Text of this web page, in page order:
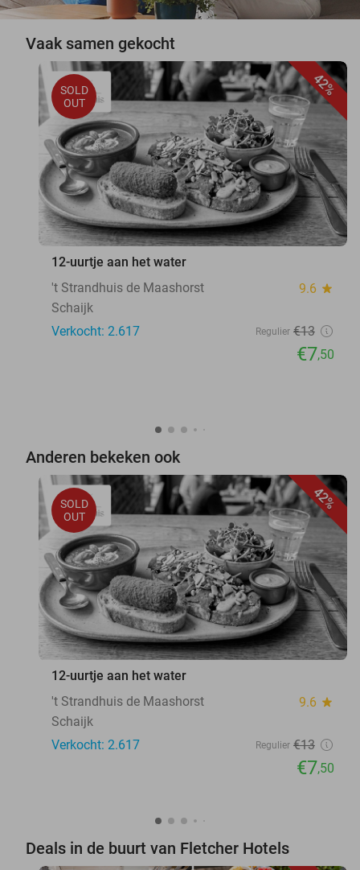
Vaak samen gekocht
42%
SOLD
OUT
12-uurtje aan het water
't Strandhuis de Maashorst
9.6 star
Schaijk
Verkocht: 2.617
Regulier €13
€7,50
Anderen bekeken ook
42%
SOLD
OUT
12-uurtje aan het water
't Strandhuis de Maashorst
9.6 star
Schaijk
Verkocht: 2.617
Regulier €13
€7,50
Deals in de buurt van Fletcher Hotels